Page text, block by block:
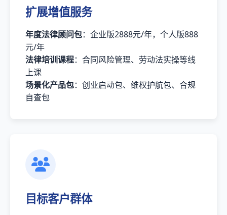
扩展增值服务
年度法律顾问包：企业版2888元/年，个人版888
元/年
法律培训课程：合同风险管理、劳动法实操等线
上课
场景化产品包：创业启动包、维权护航包、合规
自查包
目标客户群体